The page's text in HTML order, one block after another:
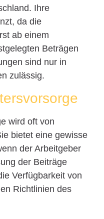
Ihre
da die
ab einem
Beträgen
sind nur in
zulässig.
wird oft von
bietet eine gewisse
der Arbeitgeber
der Beiträge
Verfügbarkeit von
Richtlinien des